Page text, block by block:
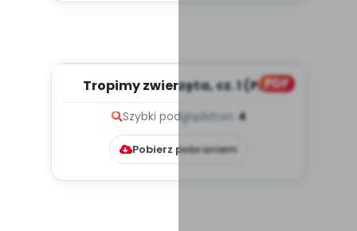
PDF
Tropimy zwierzęta, cz. 1 (PD)
Szybki podglądstron: 4
Pobierz pobraniem